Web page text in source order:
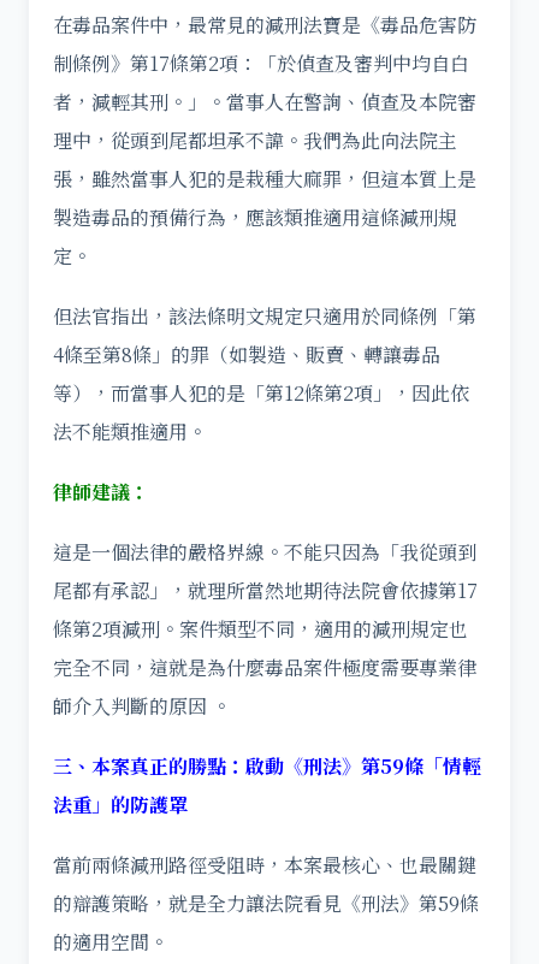
在毒品案件中，最常見的減刑法寶是《毒品危害防
制條例》第17條第2項：「於偵查及審判中均自白
者，減輕其刑。」。當事人在警詢、偵查及本院審
理中，從頭到尾都坦承不諱。我們為此向法院主
張，雖然當事人犯的是栽種大麻罪，但這本質上是
製造毒品的預備行為，應該類推適用這條減刑規
定。
但法官指出，該法條明文規定只適用於同條例「第
4條至第8條」的罪（如製造、販賣、轉讓毒品
等），而當事人犯的是「第12條第2項」，因此依
法不能類推適用。
律師建議：
這是一個法律的嚴格界線。不能只因為「我從頭到
尾都有承認」，就理所當然地期待法院會依據第17
條第2項減刑。案件類型不同，適用的減刑規定也
完全不同，這就是為什麼毒品案件極度需要專業律
師介入判斷的原因 。
三、本案真正的勝點：啟動《刑法》第59條「情輕
法重」的防護罩
當前兩條減刑路徑受阻時，本案最核心、也最關鍵
的辯護策略，就是全力讓法院看見《刑法》第59條
的適用空間。